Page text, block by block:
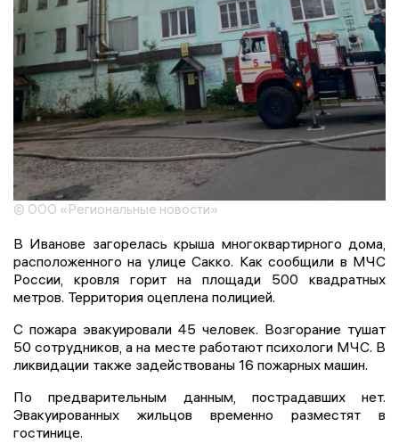
© ООО «Региональные новости»
В Иванове загорелась крыша многоквартирного дома,
расположенного на улице Сакко. Как сообщили в МЧС
России, кровля горит на площади 500 квадратных
метров. Территория оцеплена полицией.
С пожара эвакуировали 45 человек. Возгорание тушат
50 сотрудников, а на месте работают психологи МЧС. В
ликвидации также задействованы 16 пожарных машин.
По предварительным данным, пострадавших нет.
Эвакуированных жильцов временно разместят в
гостинице.